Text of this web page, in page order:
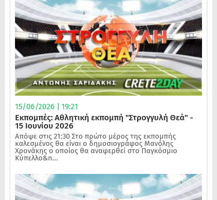
15/06/2026 | 19:21
Εκπομπές: Αθλητική εκπομπή "Στρογγυλή Θεά" -
15 Ιουνίου 2026
Απόψε στις 21:30 Στο πρώτο μέρος της εκπομπής
καλεσμένος θα είναι ο δημοσιογράφος Μανόλης
Χρονάκης ο οποίος θα αναφερθεί στο Παγκόσμιο
Κύπελλο&n...